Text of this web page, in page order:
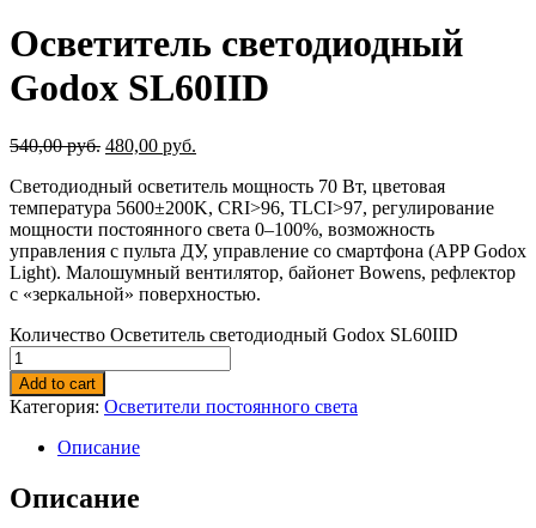
Осветитель светодиодный
Godox SL60IID
540,00руб. 480,00 руб.
Светодиодный осветитель мощность 70 Вт, цветовая
температура 5600±200K, CRI>96, TLCI>97, регулирование
мощности постоянного света 0–100%, возможность
управления с пульта ДУ, управление со смартфона (APP Godox
Light). Малошумный вентилятор, байонет Bowens, рефлектор
с «зеркальной» поверхностью.
Количество Осветитель светодиодный Godox SL60IID
Add to cart
Категория: Осветители постоянного света
Описание
Описание